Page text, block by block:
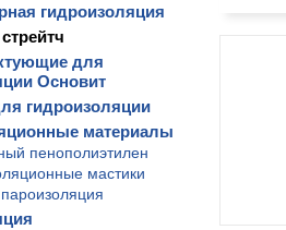
гидроизоляция
для
Основит
гидроизоляции
материалы
пенополиэтилен
мастики